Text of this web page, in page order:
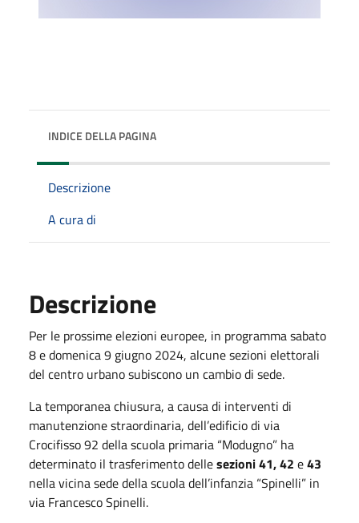
INDICE DELLA PAGINA
Descrizione
A cura di
Descrizione
Per le prossime elezioni europee, in programma sabato
8 e domenica 9 giugno 2024, alcune sezioni elettorali
del centro urbano subiscono un cambio di sede.
La temporanea chiusura, a causa di interventi di
manutenzione straordinaria, dell’edificio di via
Crocifisso 92 della scuola primaria “Modugno” ha
determinato il trasferimento dellesezioni 41, 42 e43
nella vicina sede della scuola dell’infanzia “Spinelli” in
via Francesco Spinelli.